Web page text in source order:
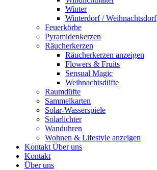
Winter
Winterdorf / Weihnachtsdorf
Feuerkörbe
Pyramidenkerzen
Räucherkerzen
Räucherkerzen anzeigen
Flowers & Fruits
Sensual Magic
Weihnachtsdüfte
Raumdüfte
Sammelkarten
Solar-Wasserspiele
Solarlichter
Wanduhren
Wohnen & Lifestyle anzeigen
Kontakt Über uns
Kontakt
Über uns